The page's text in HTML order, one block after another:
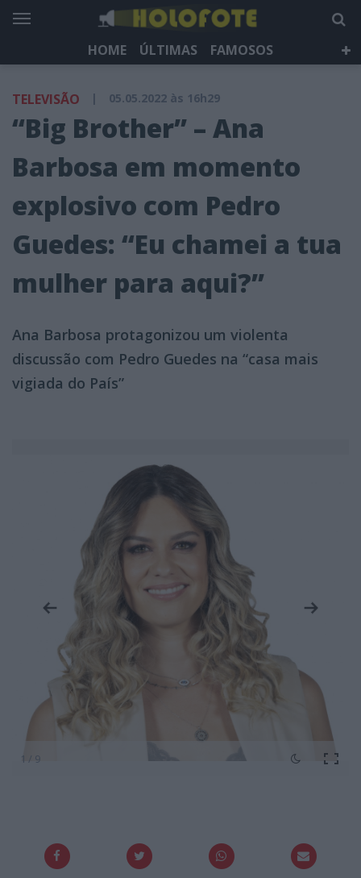
HOME ÚLTIMAS
FAMOSOS
HOLOFOTE TV
NEWSLETTER
TELEVISÃO | 05.05.2022 às 16h29
“Big Brother” – Ana
Barbosa em momento
explosivo com Pedro
Guedes: “Eu chamei a tua
mulher para aqui?”
Ana Barbosa protagonizou um violenta
discussão com Pedro Guedes na “casa mais
vigiada do País”
1 / 9